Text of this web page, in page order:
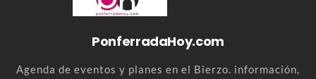
PonferradaHoy.com
Agenda de eventos y planes en el Bierzo. información,